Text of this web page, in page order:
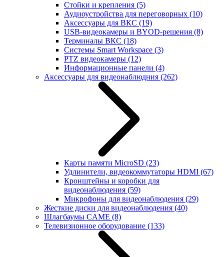
Стойки и крепления (5)
Аудиоустройства для переговорных (10)
Аксессуары для ВКС (19)
USB-видеокамеры и BYOD-решения (8)
Терминалы ВКС (18)
Системы Smart Workspace (3)
PTZ видеокамеры (12)
Информационные панели (4)
Аксессуары для видеонаблюдния (262)
Карты памяти MicroSD (23)
Удлинители, видеокоммутаторы HDMI (67)
Кронштейны и коробки для
видеонаблюдения (59)
Микрофоны для видеонаблюдения (29)
Жесткие диски для видеонаблюдения (40)
Шлагбаумы CAME (8)
Телевизионное оборудование (133)